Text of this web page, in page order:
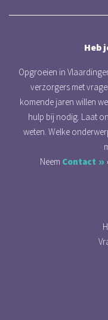
Heb
Opgroeien in
verzorgers met
komende jaren willen
hulp bij nodig. Laat
weten. Welke
Neem Contact